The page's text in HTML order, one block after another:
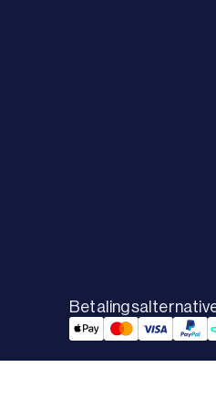
Applepay Payment
Mastercard
Visa